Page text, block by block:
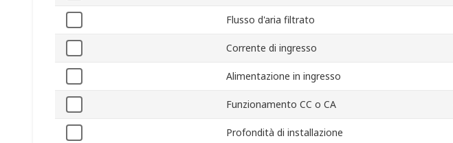
Flusso d'aria filtrato
Corrente di ingresso
Alimentazione in ingresso
Funzionamento CC o CA
Profondità di installazione